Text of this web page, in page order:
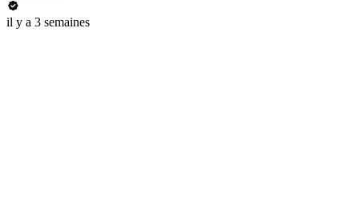
il y a 3 semaines